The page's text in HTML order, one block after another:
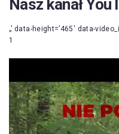
Nasz kanał
„’ data-height=’465′ data-
1